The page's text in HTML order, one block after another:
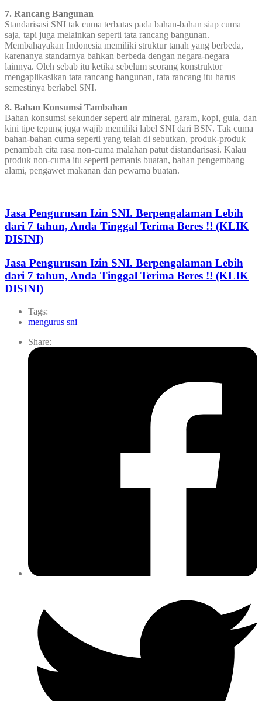
7. Rancang Bangunan
Standarisasi SNI tak cuma terbatas pada bahan-bahan siap cuma
saja, tapi juga melainkan seperti tata rancang bangunan.
Membahayakan Indonesia memiliki struktur tanah yang berbeda,
karenanya standarnya bahkan berbeda dengan negara-negara
lainnya. Oleh sebab itu ketika sebelum seorang konstruktor
mengaplikasikan tata rancang bangunan, tata rancang itu harus
semestinya berlabel SNI.
8. Bahan Konsumsi Tambahan
Bahan konsumsi sekunder seperti air mineral, garam, kopi, gula, dan
kini tipe tepung juga wajib memiliki label SNI dari BSN. Tak cuma
bahan-bahan cuma seperti yang telah di sebutkan, produk-produk
penambah cita rasa non-cuma malahan patut distandarisasi. Kalau
produk non-cuma itu seperti pemanis buatan, bahan pengembang
alami, pengawet makanan dan pewarna buatan.
Jasa Pengurusan Izin SNI. Berpengalaman Lebih
dari 7 tahun, Anda Tinggal Terima Beres !! (KLIK
DISINI)
Jasa Pengurusan Izin SNI. Berpengalaman Lebih
dari 7 tahun, Anda Tinggal Terima Beres !! (KLIK
DISINI)
Tags:
mengurus sni
Share: